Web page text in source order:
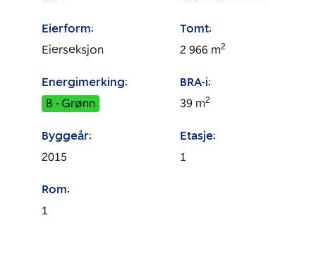
Eierform:
Eierseksjon
Tomt:
2 966 m2
Energimerking:
B - Grønn
BRA-i:
39 m2
Byggeår:
2015
Etasje:
1
Rom:
1